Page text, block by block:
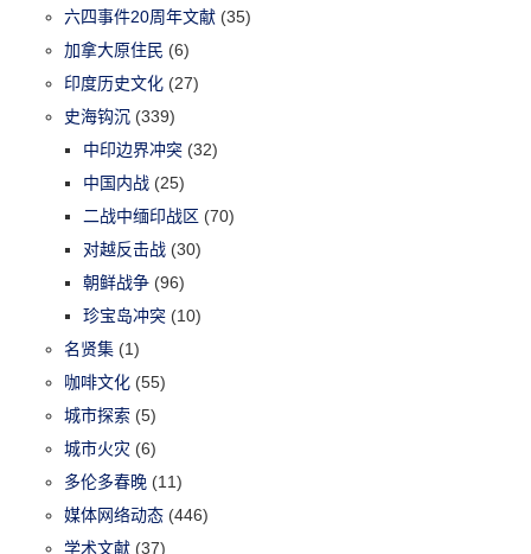
六四事件20周年文献 (35)
加拿大原住民 (6)
印度历史文化 (27)
史海钩沉 (339)
中印边界冲突 (32)
中国内战 (25)
二战中缅印战区 (70)
对越反击战 (30)
朝鲜战争 (96)
珍宝岛冲突 (10)
名贤集 (1)
咖啡文化 (55)
城市探索 (5)
城市火灾 (6)
多伦多春晚 (11)
媒体网络动态 (446)
学术文献 (37)